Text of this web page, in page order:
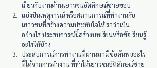
เกี่ยวกับงานด้านเยาวชนอัตลักษณ์ชายขอบ
แบ่งปันเหตุการณ์ หรือสถานการณ์ที่ทำงานกับ
เยาวชนที่สร้างความประทับใจให้เราว่าเป็น
อย่างไร ประสบการณ์นี้สร้างบทเรียนหรือข้อเรียนรู้
อะไรให้บ้าง
ประสบการณ์การทำงานที่ผ่านมา มีข้อค้นพบอะไร
ที่ได้จากการทำงาน ที่ทำให้เยาวชนอัตลักษณ์ชาย